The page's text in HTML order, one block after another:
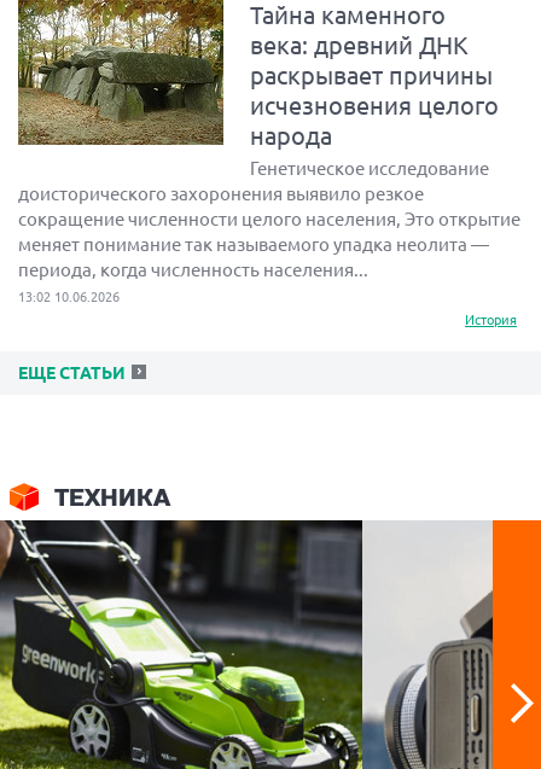
Тайна каменного
века: древний ДНК
раскрывает причины
исчезновения целого
народа
Генетическое исследование
доисторического захоронения выявило резкое
сокращение численности целого населения, Это открытие
меняет понимание так называемого упадка неолита —
периода, когда численность населения...
13:02 10.06.2026
История
ЕЩЕ СТАТЬИ
ТЕХНИКА